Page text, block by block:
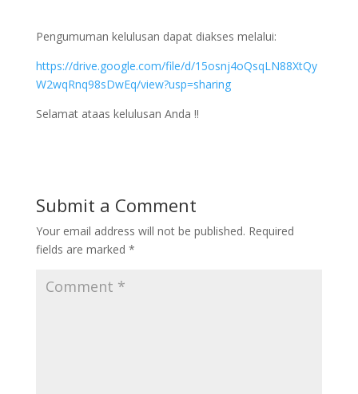
Pengumuman kelulusan dapat diakses melalui:
https://drive.google.com/file/d/15osnj4oQsqLN88XtQy
W2wqRnq98sDwEq/view?usp=sharing
Selamat ataas kelulusan Anda !!
Submit a Comment
Your email address will not be published. Required
fields are marked *